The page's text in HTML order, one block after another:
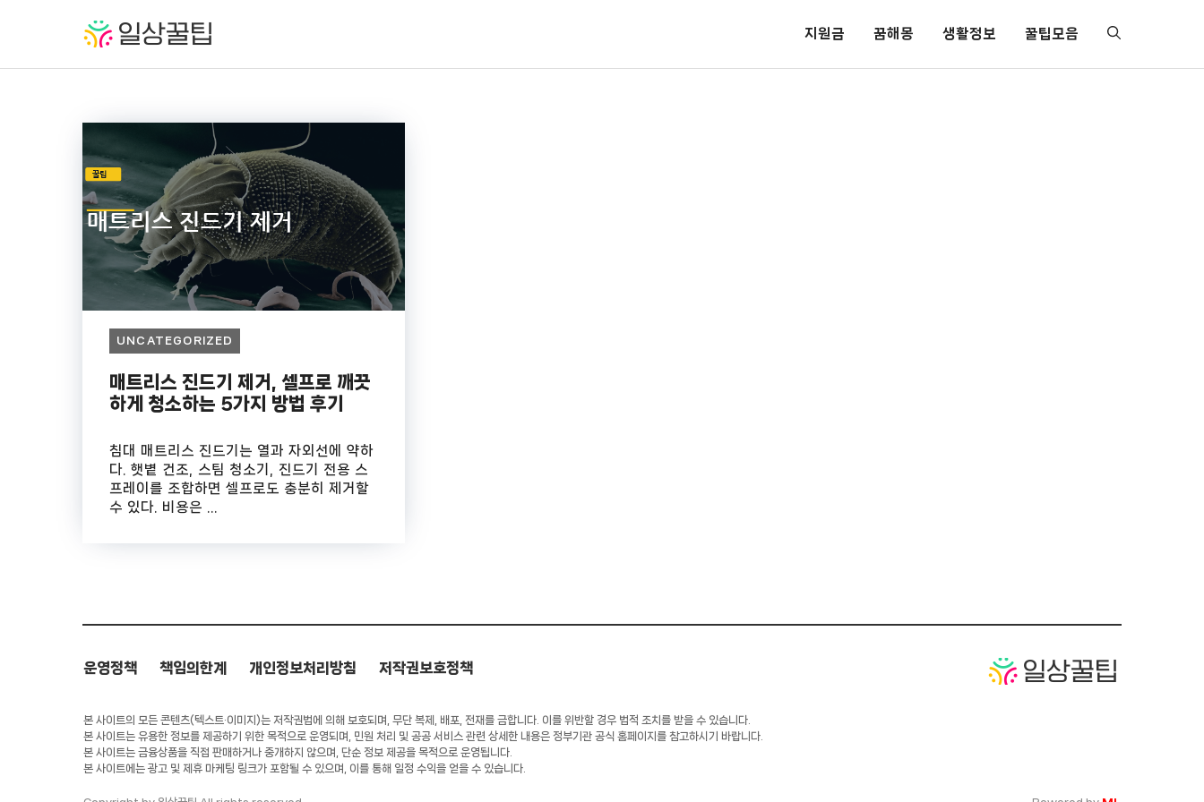
지원금 꿈해몽 생활정보 꿀팁모음
UNCATEGORIZED
매트리스 진드기 제거, 셀프로 깨끗
하게 청소하는 5가지 방법 후기
침대 매트리스 진드기는 열과 자외선에 약하
다. 햇볕 건조, 스팀 청소기, 진드기 전용 스
프레이를 조합하면 셀프로도 충분히 제거할
수 있다. 비용은 ...
운영정책 책임의한계 개인정보처리방침 저작권보호정책
본 사이트의 모든 콘텐츠(텍스트·이미지)는 저작권법에 의해 보호되며, 무단 복제, 배포, 전재를 금합니다. 이를 위반할 경우 법적 조치를 받을 수 있습니다.
본 사이트는 유용한 정보를 제공하기 위한 목적으로 운영되며, 민원 처리 및 공공 서비스 관련 상세한 내용은 정부기관 공식 홈페이지를 참고하시기 바랍니다.
본 사이트는 금융상품을 직접 판매하거나 중개하지 않으며, 단순 정보 제공을 목적으로 운영됩니다.
본 사이트에는 광고 및 제휴 마케팅 링크가 포함될 수 있으며, 이를 통해 일정 수익을 얻을 수 있습니다.